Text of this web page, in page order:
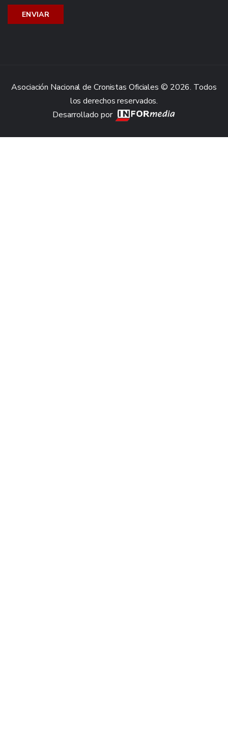
Asociación Nacional de Cronistas Oficiales © 2026. Todos
los derechos reservados.
Desarrollado por